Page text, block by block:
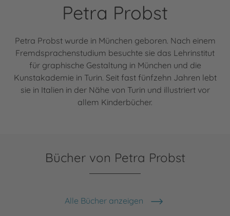
Petra Probst
Petra Probst wurde in München geboren. Nach einem
Fremdsprachenstudium besuchte sie das Lehrinstitut
für graphische Gestaltung in München und die
Kunstakademie in Turin. Seit fast fünfzehn Jahren lebt
sie in Italien in der Nähe von Turin und illustriert vor
allem Kinderbücher.
Bücher von Petra Probst
Alle Bücher anzeigen